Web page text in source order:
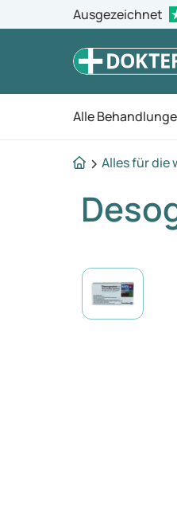
Ausgezeichnet
Alle
Alles für die